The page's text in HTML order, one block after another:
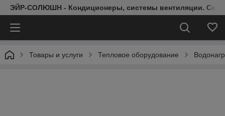
ЭЙР-СОЛЮШН - Кондиционеры, системы вентиляции.
Товары и услуги Тепловое оборудование